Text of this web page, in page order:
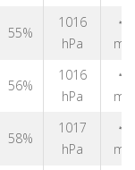
55%
1016
hPa
↑
m/s
56%
1016
hPa
↑
m/s
58%
1017
hPa
↑
m/s